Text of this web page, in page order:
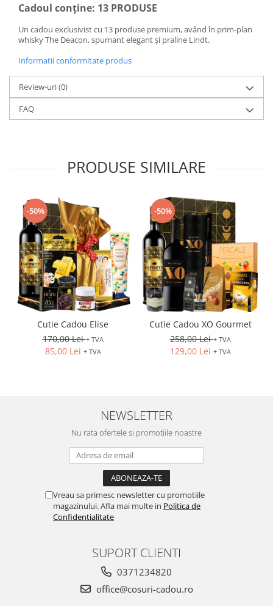
Cadoul conține: 13 PRODUSE
Un cadou exclusivist cu 13 produse premium, având în prim-plan
whisky The Deacon, spumant elegant și praline Lindt.
Informatii conformitate produs
Review-uri(0)
FAQ
PRODUSE SIMILARE
-50%
Cutie Cadou Elise
170,00 Lei+ TVA
85,00 Lei + TVA
-50%
Cutie Cadou XO Gourmet
258,00 Lei+ TVA
129,00 Lei + TVA
NEWSLETTER
Nu rata ofertele si promotiile noastre
Vreau sa primesc newsletter cu promotiile
magazinului. Afla mai multe in Politica de
Confidentialitate
SUPORT CLIENTI
0371234820
office@cosuri-cadou.ro